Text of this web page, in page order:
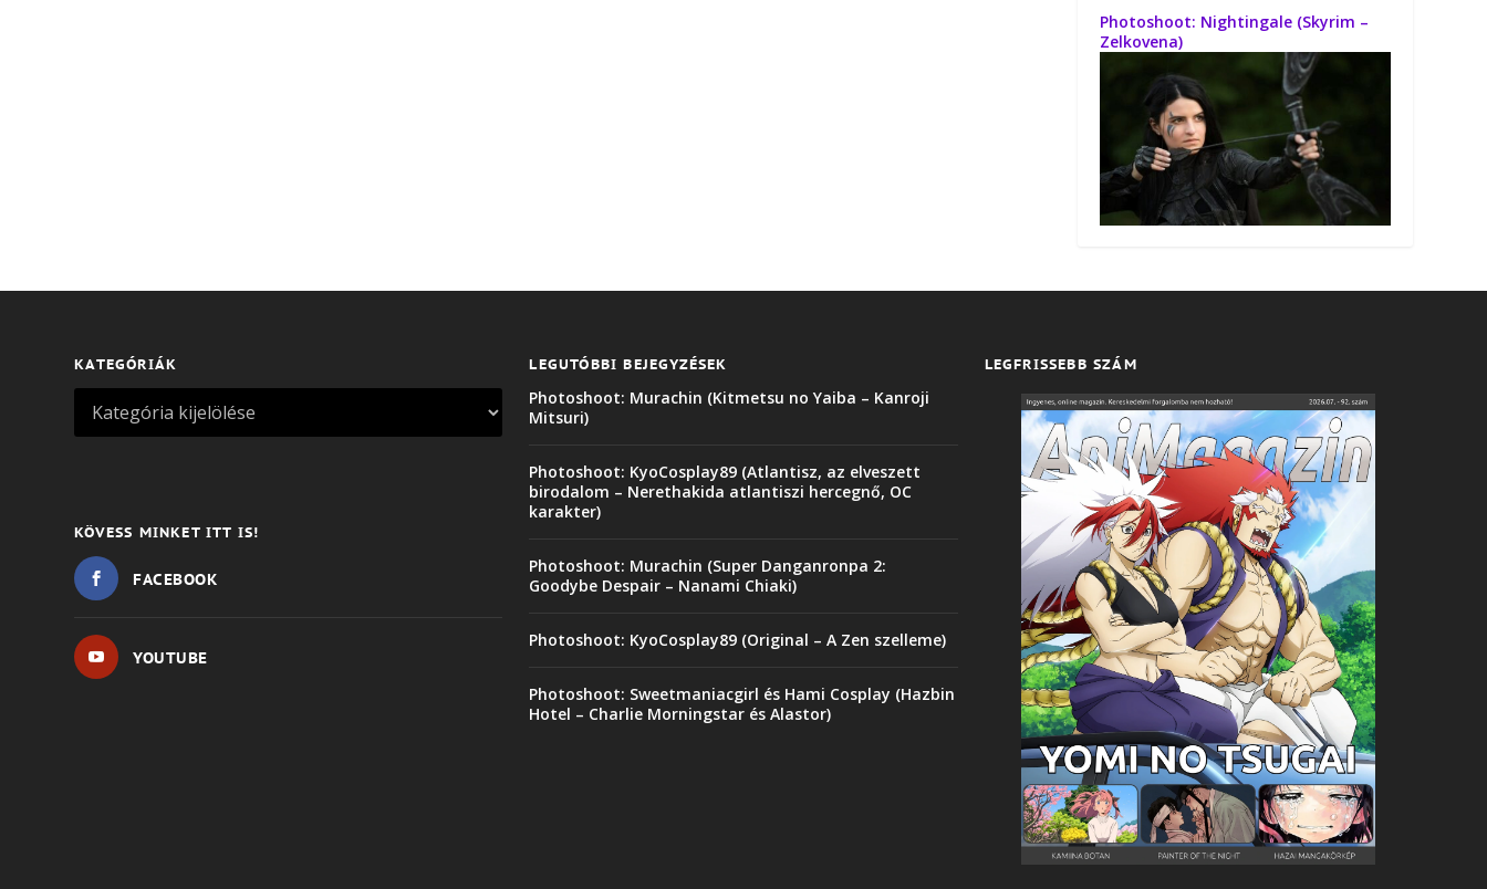
Photoshoot: Nightingale (Skyrim –
Zelkovena)
KATEGÓRIÁK
KÖVESS MINKET ITT IS!
FACEBOOK
YOUTUBE
LEGUTÓBBI BEJEGYZÉSEK
Photoshoot: Murachin (Kitmetsu no Yaiba – Kanroji
Mitsuri)
Photoshoot: KyoCosplay89 (Atlantisz, az elveszett
birodalom – Nerethakida atlantiszi hercegnő, OC
karakter)
Photoshoot: Murachin (Super Danganronpa 2:
Goodybe Despair – Nanami Chiaki)
Photoshoot: KyoCosplay89 (Original – A Zen szelleme)
Photoshoot: Sweetmaniacgirl és Hami Cosplay (Hazbin
Hotel – Charlie Morningstar és Alastor)
LEGFRISSEBB SZÁM